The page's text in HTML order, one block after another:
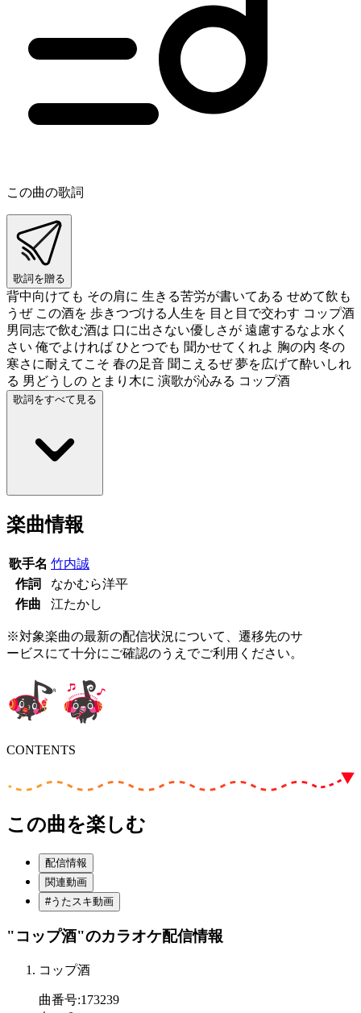
この曲の歌詞
歌詞を贈る
背中向けても その肩に 生きる苦労が書いてある せめて飲も
うぜ この酒を 歩きつづける人生を 目と目で交わす コップ酒
男同志で飲む酒は 口に出さない優しさが 遠慮するなよ水く
さい 俺でよければ ひとつでも 聞かせてくれよ 胸の内 冬の
寒さに耐えてこそ 春の足音 聞こえるぜ 夢を広げて酔いしれ
る 男どうしの とまり木に 演歌が沁みる コップ酒
歌詞をすべて見る
楽曲情報
歌手名 竹内誠
作詞
なかむら洋平
作曲
江たかし
※対象楽曲の最新の配信状況について、遷移先のサ
ービスにて十分にご確認のうえでご利用ください。
CONTENTS
この曲を楽しむ
配信情報
関連動画
#うたスキ動画
"コップ酒"のカラオケ配信情報
コップ酒
曲番号:173239